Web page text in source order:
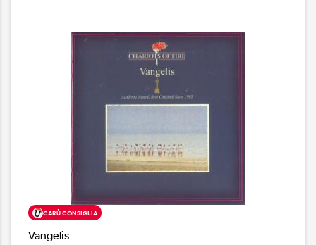
CARÙ CONSIGLIA
Vangelis